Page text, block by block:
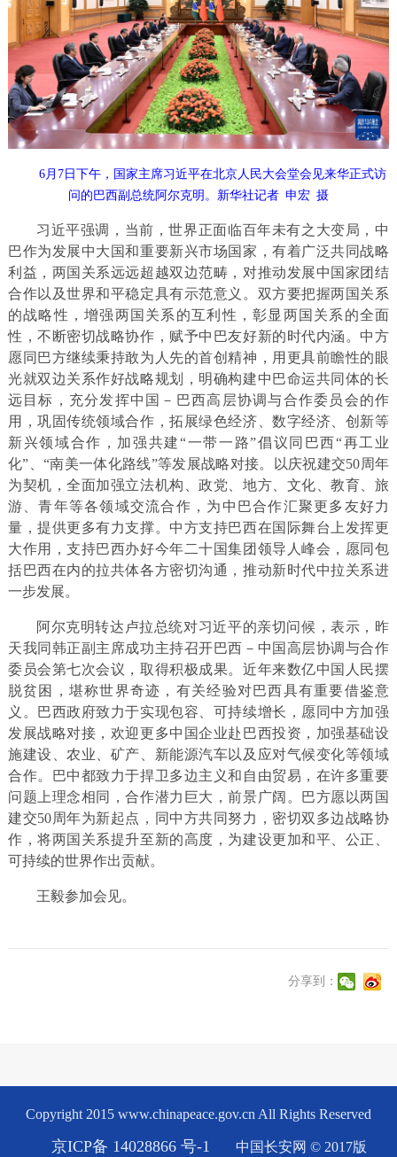
6月7日下午，国家主席习近平在北京人民大会堂会见来华正式访
问的巴西副总统阿尔克明。新华社记者 申宏 摄
习近平强调，当前，世界正面临百年未有之大变局，中
巴作为发展中大国和重要新兴市场国家，有着广泛共同战略
利益，两国关系远远超越双边范畴，对推动发展中国家团结
合作以及世界和平稳定具有示范意义。双方要把握两国关系
的战略性，增强两国关系的互利性，彰显两国关系的全面
性，不断密切战略协作，赋予中巴友好新的时代内涵。中方
愿同巴方继续秉持敢为人先的首创精神，用更具前瞻性的眼
光就双边关系作好战略规划，明确构建中巴命运共同体的长
远目标，充分发挥中国－巴西高层协调与合作委员会的作
用，巩固传统领域合作，拓展绿色经济、数字经济、创新等
新兴领域合作，加强共建“一带一路”倡议同巴西“再工业
化”、“南美一体化路线”等发展战略对接。以庆祝建交50周年
为契机，全面加强立法机构、政党、地方、文化、教育、旅
游、青年等各领域交流合作，为中巴合作汇聚更多友好力
量，提供更多有力支撑。中方支持巴西在国际舞台上发挥更
大作用，支持巴西办好今年二十国集团领导人峰会，愿同包
括巴西在内的拉共体各方密切沟通，推动新时代中拉关系进
一步发展。
阿尔克明转达卢拉总统对习近平的亲切问候，表示，昨
天我同韩正副主席成功主持召开巴西－中国高层协调与合作
委员会第七次会议，取得积极成果。近年来数亿中国人民摆
脱贫困，堪称世界奇迹，有关经验对巴西具有重要借鉴意
义。巴西政府致力于实现包容、可持续增长，愿同中方加强
发展战略对接，欢迎更多中国企业赴巴西投资，加强基础设
施建设、农业、矿产、新能源汽车以及应对气候变化等领域
合作。巴中都致力于捍卫多边主义和自由贸易，在许多重要
问题上理念相同，合作潜力巨大，前景广阔。巴方愿以两国
建交50周年为新起点，同中方共同努力，密切双多边战略协
作，将两国关系提升至新的高度，为建设更加和平、公正、
可持续的世界作出贡献。
王毅参加会见。
分享到：
Copyright 2015 www.chinapeace.gov.cn All Rights Reserved
京ICP备 14028866 号-1 中国长安网 © 2017版